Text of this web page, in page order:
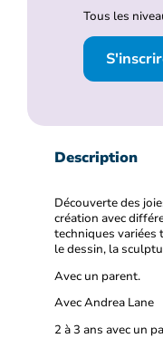
Tous les
Description
Découverte des
création avec
techniques variées
le dessin, la
Avec un parent.
Avec Andrea Lane
2 à 3 ans avec un